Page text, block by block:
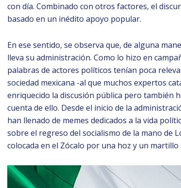
con día. Combinado con otros factores, el
basado en un inédito apoyo popular.
En ese sentido, se observa que, de alguna
lleva su administración. Como lo hizo en
palabras de actores políticos tenían poca
sociedad mexicana -al que muchos expertos
enriquecido la discusión pública pero también
cuenta de ello. Desde el inicio de la
han llenado de memes dedicados a la vida
sobre el regreso del socialismo de la mano de
colocada en el Zócalo por una hoz y un